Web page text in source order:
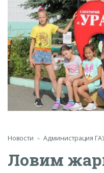
Новости Администрация
Ловим